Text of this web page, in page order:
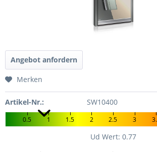
Angebot anfordern
Merken
Artikel-Nr.: SW10400
0.5 1 1.5 2 2.5 3
Ud Wert: 0.77